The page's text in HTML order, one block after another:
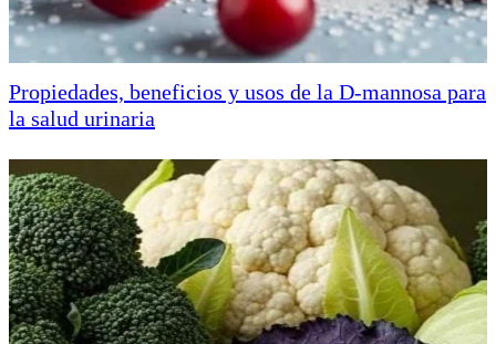
Propiedades, beneficios y usos de la D-mannosa para
la salud urinaria